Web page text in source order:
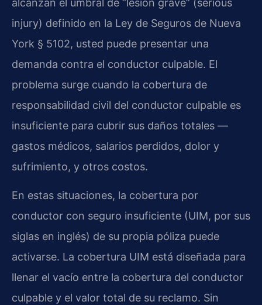
alcanzan el umbral de “lesión grave” (serious
injury) definido en la Ley de Seguros de Nueva
York § 5102, usted puede presentar una
demanda contra el conductor culpable. El
problema surge cuando la cobertura de
responsabilidad civil del conductor culpable es
insuficiente para cubrir sus daños totales —
gastos médicos, salarios perdidos, dolor y
sufrimiento, y otros costos.
En estas situaciones, la cobertura por
conductor con seguro insuficiente (UIM, por sus
siglas en inglés) de su propia póliza puede
activarse. La cobertura UIM está diseñada para
llenar el vacío entre la cobertura del conductor
culpable y el valor total de su reclamo. Sin